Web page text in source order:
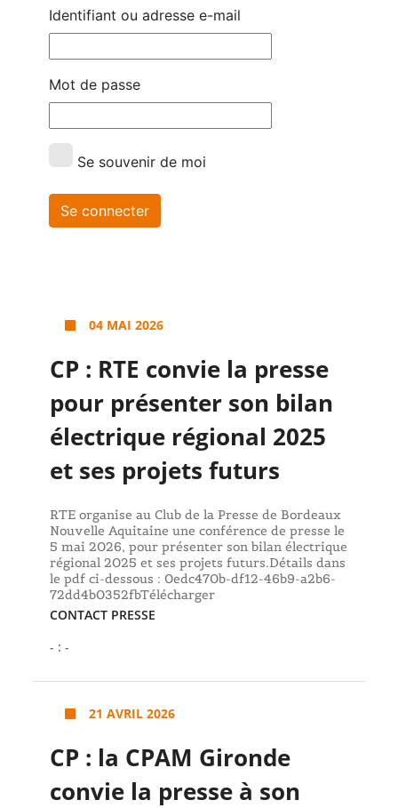
Identifiant ou adresse e-mail
Mot de passe
Se souvenir de moi
04 MAI 2026
CP : RTE convie la presse
pour présenter son bilan
électrique régional 2025
et ses projets futurs
RTE organise au Club de la Presse de Bordeaux
Nouvelle Aquitaine une conférence de presse le
5 mai 2026, pour présenter son bilan électrique
régional 2025 et ses projets futurs.Détails dans
le pdf ci-dessous : 0edc470b-df12-46b9-a2b6-
72dd4b0352fbTélécharger
CONTACT PRESSE
- : -
21 AVRIL 2026
CP : la CPAM Gironde
convie la presse à son